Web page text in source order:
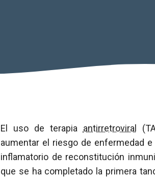
El uso de terapia antirretroviral
aumentar el riesgo de enfermedad
inflamatorio de reconstitución
que se ha completado la primera